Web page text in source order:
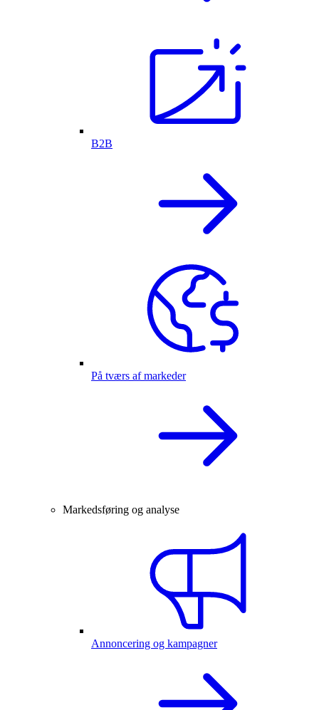
B2B
På tværs af markeder
Markedsføring og analyse
Annoncering og kampagner